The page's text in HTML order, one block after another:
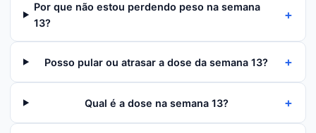
Por que não estou perdendo peso na semana
13?
+
Posso pular ou atrasar a dose da semana 13? +
Qual é a dose na semana 13? +